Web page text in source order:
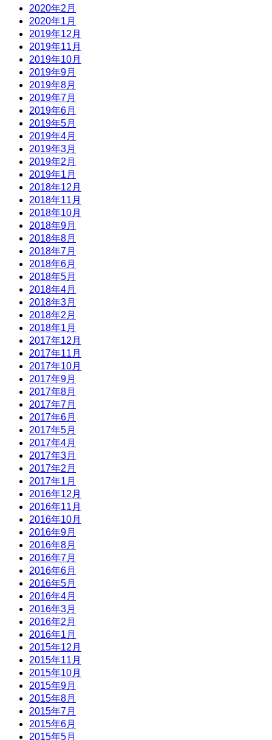
2020年2月
2020年1月
2019年12月
2019年11月
2019年10月
2019年9月
2019年8月
2019年7月
2019年6月
2019年5月
2019年4月
2019年3月
2019年2月
2019年1月
2018年12月
2018年11月
2018年10月
2018年9月
2018年8月
2018年7月
2018年6月
2018年5月
2018年4月
2018年3月
2018年2月
2018年1月
2017年12月
2017年11月
2017年10月
2017年9月
2017年8月
2017年7月
2017年6月
2017年5月
2017年4月
2017年3月
2017年2月
2017年1月
2016年12月
2016年11月
2016年10月
2016年9月
2016年8月
2016年7月
2016年6月
2016年5月
2016年4月
2016年3月
2016年2月
2016年1月
2015年12月
2015年11月
2015年10月
2015年9月
2015年8月
2015年7月
2015年6月
2015年5月